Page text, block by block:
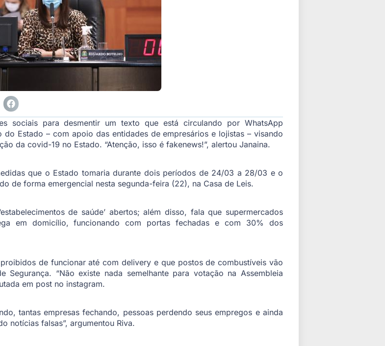
sociais para desmentir um texto que está circulando por WhatsApp
Estado – com apoio das entidades de empresários e lojistas – visando
da covid-19 no Estado. “Atenção, isso é fakenews!”, alertou Janaina.
que o Estado tomaria durante dois períodos de 24/03 a 28/03 e o
de forma emergencial nesta segunda-feira (22), na Casa de Leis.
de saúde’ abertos; além disso, fala que supermercados
em domicílio, funcionando com portas fechadas e com 30% dos
de funcionar até com delivery e que postos de combustíveis vão
“Não existe nada semelhante para votação na Assembleia
em post no instagram.
tantas empresas fechando, pessoas perdendo seus empregos e ainda
notícias falsas”, argumentou Riva.